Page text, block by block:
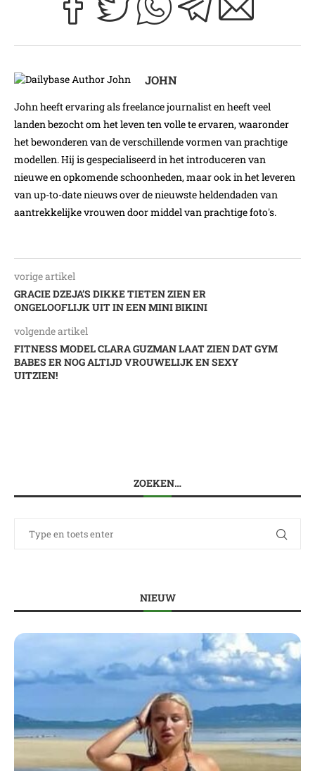
JOHN
John heeft ervaring als freelance journalist en heeft veel
landen bezocht om het leven ten volle te ervaren, waaronder
het bewonderen van de verschillende vormen van prachtige
modellen. Hij is gespecialiseerd in het introduceren van
nieuwe en opkomende schoonheden, maar ook in het leveren
van up-to-date nieuws over de nieuwste heldendaden van
aantrekkelijke vrouwen door middel van prachtige foto's.
vorige artikel
GRACIE DZEJA’S DIKKE TIETEN ZIEN ER
ONGELOOFLIJK UIT IN EEN MINI BIKINI
volgende artikel
FITNESS MODEL CLARA GUZMAN LAAT ZIEN DAT GYM
BABES ER NOG ALTIJD VROUWELIJK EN SEXY
UITZIEN!
ZOEKEN…
NIEUW